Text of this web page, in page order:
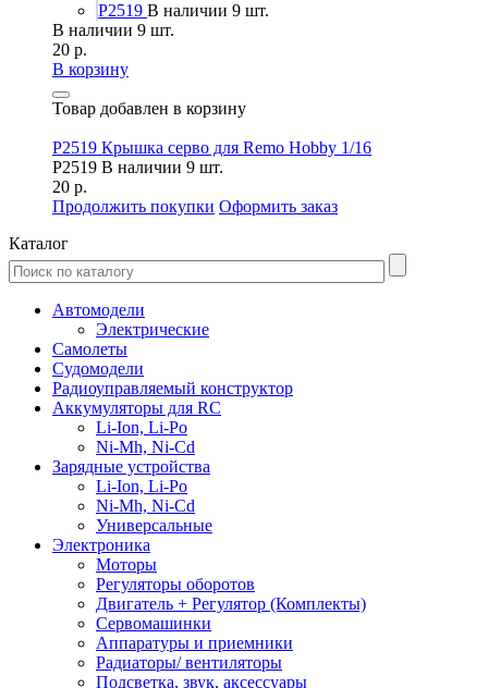
P2519 В наличии 9 шт.
В наличии 9 шт.
20 р.
В корзину
Товар добавлен в корзину
P2519 Крышка серво для Remo Hobby 1/16
P2519 В наличии 9 шт.
20 р.
Продолжить покупки Оформить заказ
Каталог
Автомодели
Электрические
Самолеты
Судомодели
Радиоуправляемый конструктор
Аккумуляторы для RC
Li-Ion, Li-Po
Ni-Mh, Ni-Cd
Зарядные устройства
Li-Ion, Li-Po
Ni-Mh, Ni-Cd
Универсальные
Электроника
Моторы
Регуляторы оборотов
Двигатель + Регулятор (Комплекты)
Сервомашинки
Аппаратуры и приемники
Радиаторы/ вентиляторы
Подсветка, звук, аксессуары